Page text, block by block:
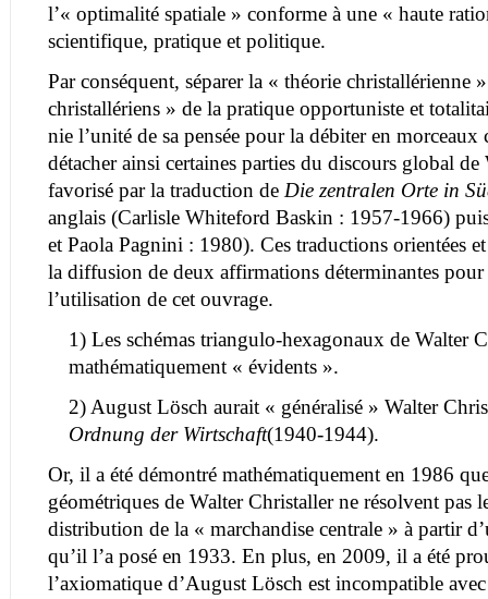
l’« optimalité spatiale » conforme à une « haute
scientifique, pratique et politique.
Par conséquent, séparer la « théorie christallérienne
christallériens » de la pratique opportuniste et
nie l’unité de sa pensée pour la débiter en
détacher ainsi certaines parties du discours global de
favorisé par la traduction de Die zentralen Orte in
anglais (Carlisle Whiteford Baskin : 1957-1966)
et Paola Pagnini : 1980). Ces traductions orientées
la diffusion de deux affirmations déterminantes
l’utilisation de cet ouvrage.
1) Les schémas triangulo-hexagonaux de Walter
mathématiquement « évidents ».
2) August Lösch aurait « généralisé » Walter
Ordnung der Wirtschaft(1940-1944).
Or, il a été démontré mathématiquement en 1986
géométriques de Walter Christaller ne résolvent pas
distribution de la « marchandise centrale » à partir
qu’il l’a posé en 1933. En plus, en 2009, il a été
l’axiomatique d’August Lösch est incompatible